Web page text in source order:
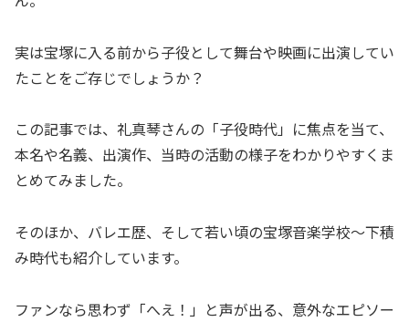
実は宝塚に入る前から子役として舞台や映画に出演してい
たことをご存じでしょうか？
この記事では、礼真琴さんの「子役時代」に焦点を当て、
本名や名義、出演作、当時の活動の様子をわかりやすくま
とめてみました。
そのほか、バレエ歴、そして若い頃の宝塚音楽学校〜下積
み時代も紹介しています。
ファンなら思わず「へえ！」と声が出る、意外なエピソー